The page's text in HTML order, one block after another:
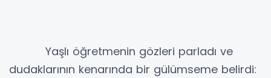
Yaşlı öğretmenin gözleri parladı ve
dudaklarının kenarında bir gülümseme belirdi: